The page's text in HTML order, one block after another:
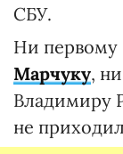
СБУ.
Ни первому
Марчуку,
Владимиру
не